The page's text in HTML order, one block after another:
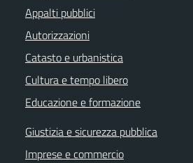
Appalti pubblici
Autorizzazioni
Catasto e urbanistica
Cultura e tempo libero
Educazione e formazione
Giustizia e sicurezza pubblica
Imprese e commercio